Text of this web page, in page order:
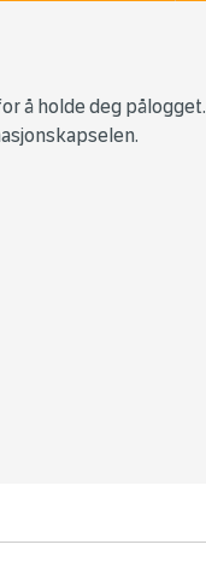
å holde deg pålogget.